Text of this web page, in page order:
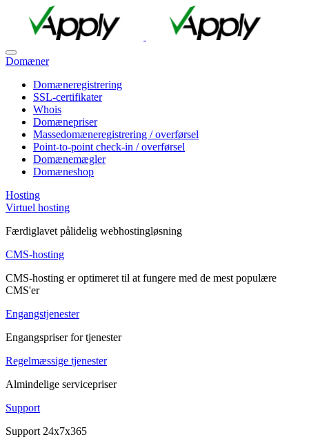
Domæner
Domæneregistrering
SSL-certifikater
Whois
Domænepriser
Massedomæneregistrering / overførsel
Point-to-point check-in / overførsel
Domænemægler
Domæneshop
Hosting
Virtuel hosting
Færdiglavet pålidelig webhostingløsning
CMS-hosting
CMS-hosting er optimeret til at fungere med de mest populære
CMS'er
Engangstjenester
Engangspriser for tjenester
Regelmæssige tjenester
Almindelige servicepriser
Support
Support 24x7x365